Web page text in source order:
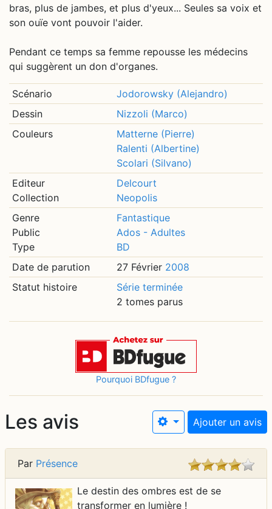
bras, plus de jambes, et plus d'yeux... Seules sa voix et
son ouïe vont pouvoir l'aider.
Pendant ce temps sa femme repousse les médecins
qui suggèrent un don d'organes.
Scénario
Jodorowsky (Alejandro)
Dessin
Nizzoli (Marco)
Couleurs
Matterne (Pierre)
Ralenti (Albertine)
Scolari (Silvano)
Editeur
Collection
Delcourt
Neopolis
Genre
Public
Type
Fantastique
Ados - Adultes
BD
Date de parution
27 Février 2008
Statut histoire
Série terminée
2 tomes parus
Pourquoi BDfugue ?
Les avis Ajouter un avis
Par Présence
Le destin des ombres est de se
transformer en lumière !